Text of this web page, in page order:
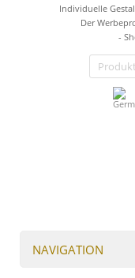
Individuelle
Der
-
NAVIGATION